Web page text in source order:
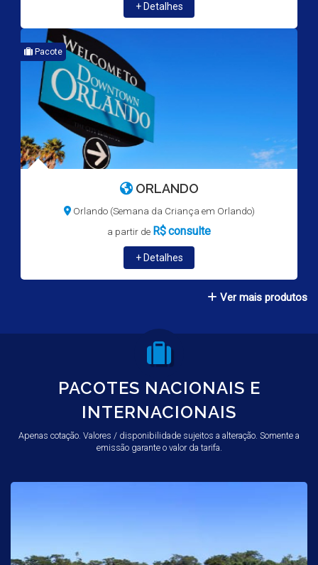
+ Detalhes
Pacote
ORLANDO
Orlando (Semana da Criança em Orlando)
a partir de R$consulte
+ Detalhes
Ver mais produtos
PACOTES NACIONAIS E
INTERNACIONAIS
Apenas cotação. Valores / disponibilidade sujeitos a alteração. Somente a
emissão garante o valor da tarifa.